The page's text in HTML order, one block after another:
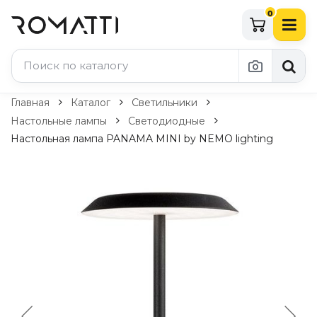
0
Каталог Romatti
Свет и освещение
Потолочные светильники
Комплектующие
Главная Каталог
Светильники
Настольные лампы
Светодиодные
Настольная лампа PANAMA MINI by NEMO lighting